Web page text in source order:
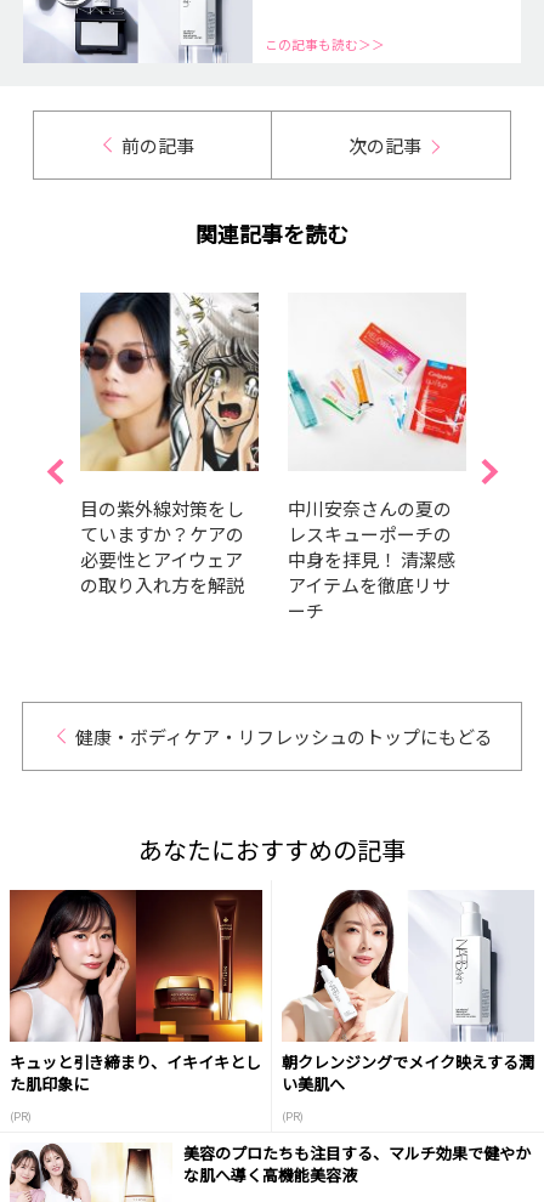
この記事も読む＞＞
前の記事 次の記事
関連記事を読む
目の紫外線対策をし
ていますか？ケアの
必要性とアイウェア
の取り入れ方を解説
中川安奈さんの夏の
レスキューポーチの
中身を拝見！ 清潔感
アイテムを徹底リサ
ーチ
健康・ボディケア・リフレッシュのトップにもどる
あなたにおすすめの記事
キュッと引き締まり、イキイキとし
た肌印象に
(PR)
朝クレンジングでメイク映えする潤
い美肌へ
(PR)
美容のプロたちも注目する、マルチ効果で健やか
な肌へ導く高機能美容液